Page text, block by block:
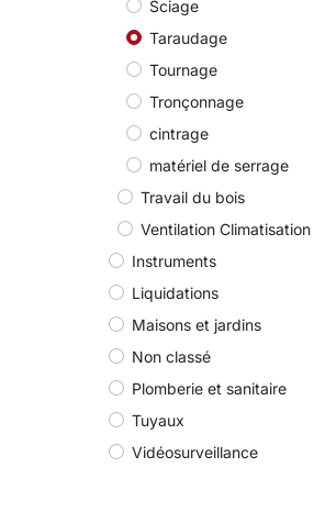
Sciage
Taraudage
Tournage
Tronçonnage
cintrage
matériel de serrage
Travail du bois
Ventilation Climatisation
Instruments
Liquidations
Maisons et jardins
Non classé
Plomberie et sanitaire
Tuyaux
Vidéosurveillance